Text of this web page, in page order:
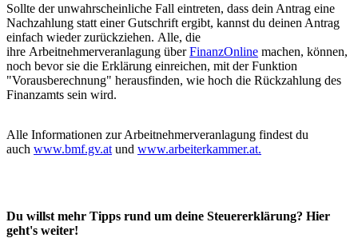
Sollte der unwahrscheinliche Fall eintreten, dass dein Antrag eine
Nachzahlung statt einer Gutschrift ergibt, kannst du deinen Antrag
einfach wieder zurückziehen. Alle, die
ihre Arbeitnehmerveranlagung überFinanzOnline machen, können,
noch bevor sie die Erklärung einreichen, mit der Funktion
"Vorausberechnung" herausfinden, wie hoch die Rückzahlung des
Finanzamts sein wird.
Alle Informationen zur Arbeitnehmerveranlagung findest du
auch www.bmf.gv.at und www.arbeiterkammer.at.
Du willst mehr Tipps rund um deine Steuererklärung? Hier
geht's weiter!